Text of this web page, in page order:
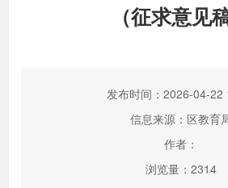
（征求意见
发布时间：2026-04-22
信息来源：区教育
作者：
浏览量： 2314